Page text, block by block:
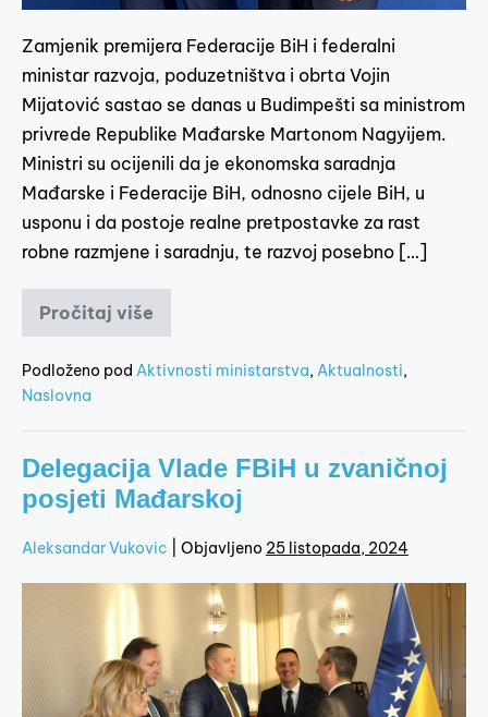
Zamjenik premijera Federacije BiH i federalni
ministar razvoja, poduzetništva i obrta Vojin
Mijatović sastao se danas u Budimpešti sa ministrom
privrede Republike Mađarske Martonom Nagyijem.
Ministri su ocijenili da je ekonomska saradnja
Mađarske i Federacije BiH, odnosno cijele BiH, u
usponu i da postoje realne pretpostavke za rast
robne razmjene i saradnju, te razvoj posebno […]
Pročitaj više
Podloženo pod Aktivnosti ministarstva,Aktualnosti,
Naslovna
Delegacija Vlade FBiH u zvaničnoj
posjeti Mađarskoj
Aleksandar Vukovic Objavljeno 25 listopada, 2024